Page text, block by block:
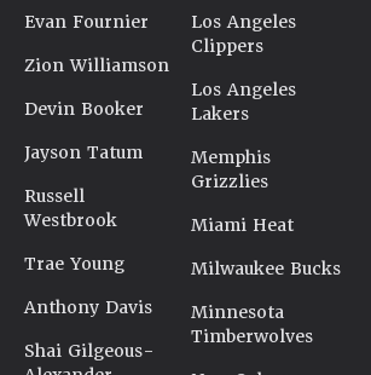
Evan Fournier
Zion Williamson
Devin Booker
Jayson Tatum
Russell
Westbrook
Trae Young
Anthony Davis
Shai Gilgeous-
Los Angeles
Clippers
Los Angeles
Lakers
Memphis
Grizzlies
Miami Heat
Milwaukee Bucks
Minnesota
Timberwolves